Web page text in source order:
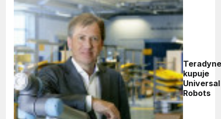
Teradyne
kupuje
Universal
Robots